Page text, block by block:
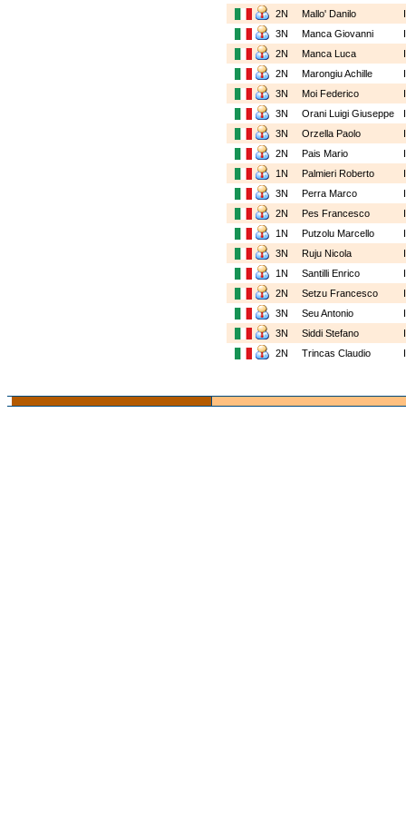
2N
Mallo' Danilo
3N
Manca Giovanni
2N
Manca Luca
2N
Marongiu Achille
3N
Moi Federico
3N
Orani Luigi Giuseppe
3N
Orzella Paolo
2N
Pais Mario
1N
Palmieri Roberto
3N
Perra Marco
2N
Pes Francesco
1N
Putzolu Marcello
3N
Ruju Nicola
1N
Santilli Enrico
2N
Setzu Francesco
3N
Seu Antonio
3N
Siddi Stefano
2N
Trincas Claudio